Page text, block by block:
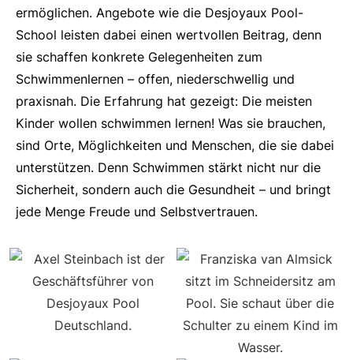
ermöglichen. Angebote wie die Desjoyaux Pool-
School leisten dabei einen wertvollen Beitrag, denn
sie schaffen konkrete Gelegenheiten zum
Schwimmenlernen – offen, niederschwellig und
praxisnah. Die Erfahrung hat gezeigt: Die meisten
Kinder wollen schwimmen lernen! Was sie brauchen,
sind Orte, Möglichkeiten und Menschen, die sie dabei
unterstützen. Denn Schwimmen stärkt nicht nur die
Sicherheit, sondern auch die Gesundheit – und bringt
jede Menge Freude und Selbstvertrauen.